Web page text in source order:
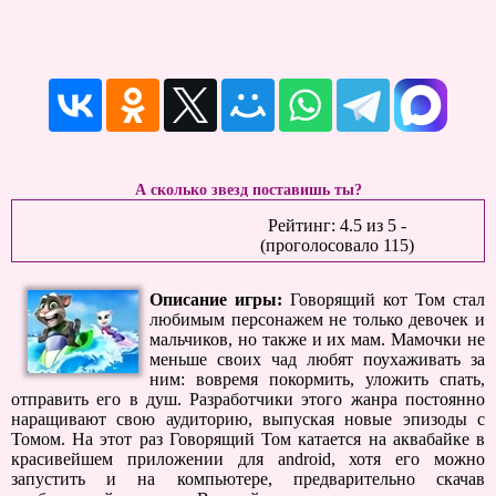
А сколько звезд поставишь ты?
Рейтинг: 4.5из 5-
(проголосовало 115)
Описание игры: Говорящий кот Том стал
любимым персонажем не только девочек и
мальчиков, но также и их мам. Мамочки не
меньше своих чад любят поухаживать за
ним: вовремя покормить, уложить спать,
отправить его в душ. Разработчики этого жанра постоянно
наращивают свою аудиторию, выпуская новые эпизоды с
Томом. На этот раз Говорящий Том катается на аквабайке в
красивейшем приложении для android, хотя его можно
запустить и на компьютере, предварительно скачав